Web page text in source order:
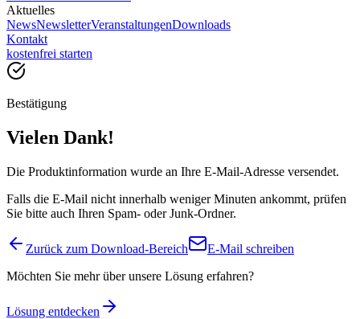
Aktuelles
NewsNewsletterVeranstaltungenDownloads
Kontakt
kostenfrei starten
Bestätigung
Vielen Dank!
Die Produktinformation wurde an Ihre E-Mail-Adresse versendet.
Falls die E-Mail nicht innerhalb weniger Minuten ankommt, prüfen
Sie bitte auch Ihren Spam- oder Junk-Ordner.
Zurück zum Download-Bereich
E-Mail schreiben
Möchten Sie mehr über unsere Lösung erfahren?
Lösung entdecken